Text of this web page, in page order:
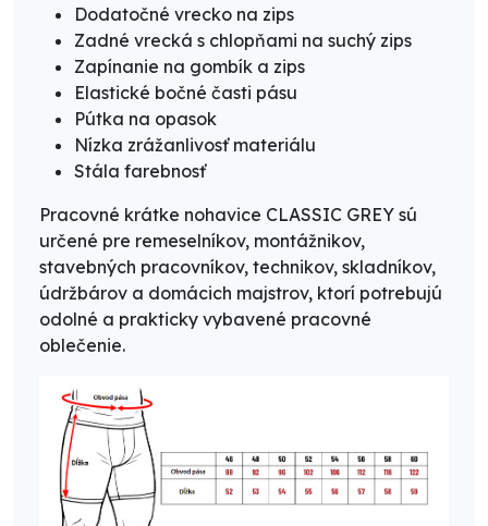
Dodatočné vrecko na zips
Zadné vrecká s chlopňami na suchý zips
Zapínanie na gombík a zips
Elastické bočné časti pásu
Pútka na opasok
Nízka zrážanlivosť materiálu
Stála farebnosť
Pracovné krátke nohavice CLASSIC GREY sú
určené pre remeselníkov, montážnikov,
stavebných pracovníkov, technikov, skladníkov,
údržbárov a domácich majstrov, ktorí potrebujú
odolné a prakticky vybavené pracovné
oblečenie.